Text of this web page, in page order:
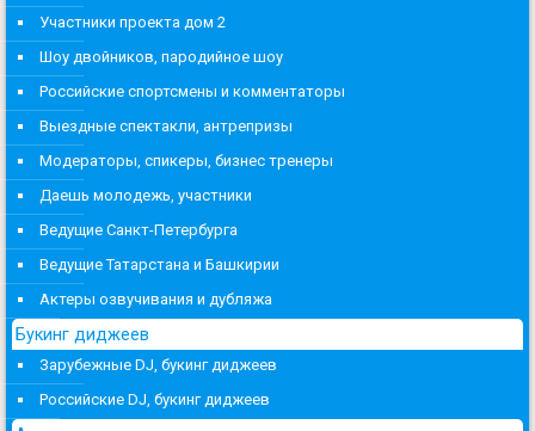
Участники проекта дом 2
Шоу двойников, пародийное шоу
Российские спортсмены и комментаторы
Выездные спектакли, антрепризы
Модераторы, спикеры, бизнес тренеры
Даешь молодежь, участники
Ведущие Санкт-Петербурга
Ведущие Татарстана и Башкирии
Актеры озвучивания и дубляжа
Букинг диджеев
Зарубежные DJ, букинг диджеев
Российские DJ, букинг диджеев